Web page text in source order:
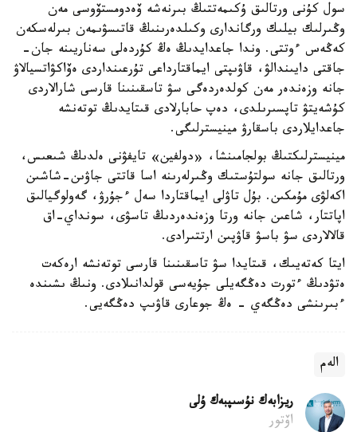
سول كۇنى ورتالىق ۇكىمەتتىڭ بىرنەشە ۆەدومستۆوسى مەن
وڭىرلىك بيلىك ورگاندارى وكىلدەرىنىڭ قاتىسۋىمەن بىرلەسكەن
كەڭەس ءوتتى. وندا جاعدايدىڭ ەڭ كۇردەلى سەناريىنە جان-
جاقتى دايىندالۋ، قاۋىپتى ايماقتارداعى تۇرعىنداردى ەۆاكۋاتسيالاۋ
جانە وزەندەر مەن كولدەردەگى سۋ تاسقىنىنا قارسى شارالاردى
كۇشەيتۋ تاپسىرىلدى، دەپ حابارلادى قىتايدىڭ توتەنشە
جاعدايلاردى باسقارۋ مينيسترلىگى.
مينيسترلىكتىڭ بولجامىنشا، «دولفين» تايفۋنى ەلدىڭ شىعىس،
ورتالىق جانە سولتۇستىك وڭىرلەرىنە اسا قاتتى جاۋىن-شاشىن
اكەلۋى مۇمكىن. بۇل تاۋلى ايماقتاردا سەل ءجۇرۋ، گەولوگيالىق
اپاتتار، شاعىن جانە ورتا وزەندەردىڭ تاسۋى، سونداي-اق
قالالاردى سۋ باسۋ قاۋپىن ارتتىرادى.
ايتا كەتەيىك، قىتايدا سۋ تاسقىنىنا قارسى توتەنشە ارەكەت
ەتۋدىڭ ءتورت دەڭگەيلى جۇيەسى قولدانىلادى. ونىڭ ىشىندە
ءبىرىنشى دەڭگەي - ەڭ جوعارى قاۋىپ دەڭگەيى.
الەم
ريزابەك نۇسىپبەك ۇلى
اۆتور